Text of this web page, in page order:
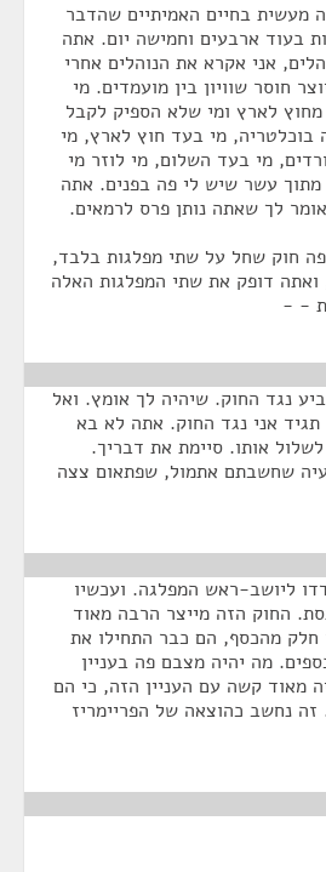
מעשית בחיים האמיתיים שהדבר
בעוד ארבעים וחמישה יום. אתה
אני אקרא את הנוהלים אחרי
חוסר שוויון בין מועמדים. מי
לארץ ומי שלא הספיק לקבל
מי בעד חוץ לארץ, מי
מי בעד השלום, מי לוזר מי
עשר שיש לי פה בפנים. אתה
אומר לך שאתה נותן פרס לרמאים.
חוק שחל על שתי מפלגות בלבד,
ואתה דופק את שתי המפלגות האלה
- -
נגד החוק. שיהיה לך אומץ. ואל
אני נגד החוק. אתה לא בא
אותו. סיימת את דבריך.
שחשבתם אתמול, שפתאום צצה
ליושב-ראש המפלגה. ועכשיו
החוק הזה מייצר הרבה מאוד
חלק מהכסף, הם כבר התחילו את
מה יהיה מצבם פה בעניין
מאוד קשה עם העניין הזה, כי הם
נחשב כהוצאה של הפריימריז